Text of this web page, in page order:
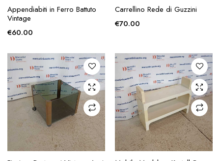
RICHIESTA
Appendiabiti in Ferro Battuto
Vintage
€60.00
RICHIESTA
Carrellino Rede di Guzzini
€70.00